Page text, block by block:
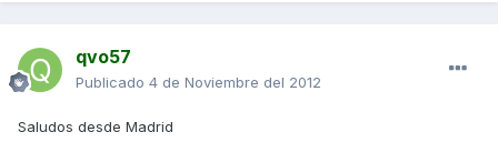
qvo57
Publicado 4 de Noviembre del 2012
Saludos desde Madrid